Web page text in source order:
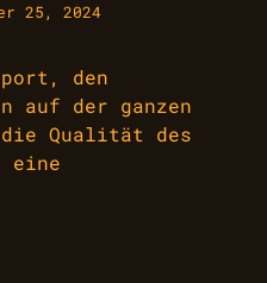
25, 2024
den
auf der ganzen
Qualität des
eine